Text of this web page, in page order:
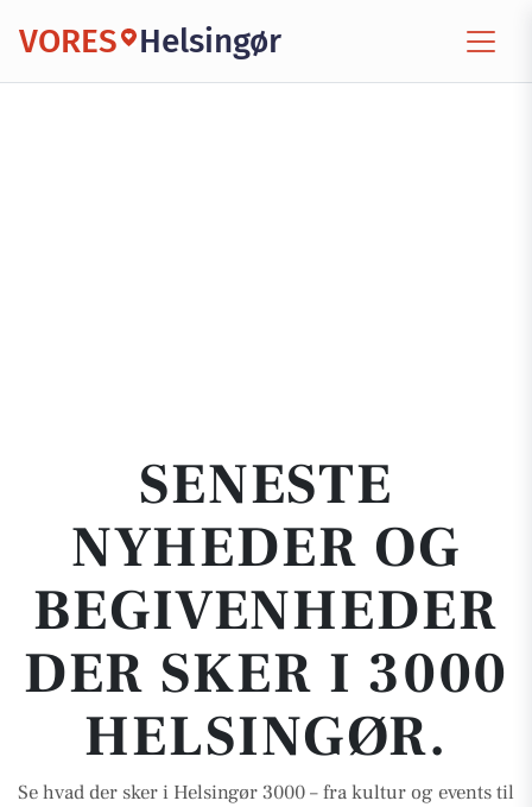
VORES Helsingør
SENESTE
NYHEDER OG
BEGIVENHEDER
DER SKER I 3000
HELSINGØR.
Se hvad der sker i Helsingør 3000 – fra kultur og events til